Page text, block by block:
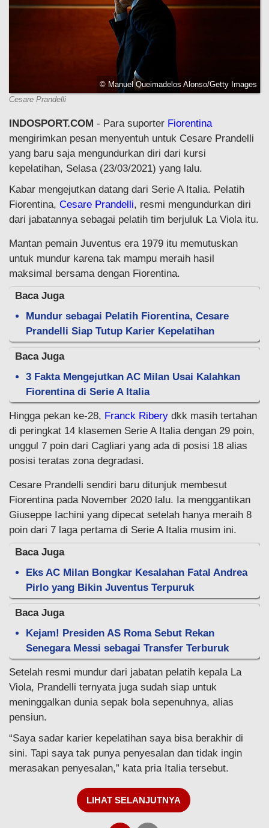
© Manuel Queimadelos Alonso/Getty Images
Cesare Prandelli
INDOSPORT.COM - Para suporter Fiorentina
mengirimkan pesan menyentuh untuk Cesare Prandelli
yang baru saja mengundurkan diri dari kursi
kepelatihan, Selasa (23/03/2021) yang lalu.
Kabar mengejutkan datang dari Serie A Italia. Pelatih
Fiorentina, Cesare Prandelli, resmi mengundurkan diri
dari jabatannya sebagai pelatih tim berjuluk La Viola itu.
Mantan pemain Juventus era 1979 itu memutuskan
untuk mundur karena tak mampu meraih hasil
maksimal bersama dengan Fiorentina.
Baca Juga
Mundur sebagai Pelatih Fiorentina, Cesare
Prandelli Siap Tutup Karier Kepelatihan
Baca Juga
3 Fakta Mengejutkan AC Milan Usai Kalahkan
Fiorentina di Serie A Italia
Hingga pekan ke-28, Franck Ribery dkk masih tertahan
di peringkat 14 klasemen Serie A Italia dengan 29 poin,
unggul 7 poin dari Cagliari yang ada di posisi 18 alias
posisi teratas zona degradasi.
Cesare Prandelli sendiri baru ditunjuk membesut
Fiorentina pada November 2020 lalu. Ia menggantikan
Giuseppe Iachini yang dipecat setelah hanya meraih 8
poin dari 7 laga pertama di Serie A Italia musim ini.
Baca Juga
Eks AC Milan Bongkar Kesalahan Fatal Andrea
Pirlo yang Bikin Juventus Terpuruk
Baca Juga
Kejam! Presiden AS Roma Sebut Rekan
Senegara Messi sebagai Transfer Terburuk
Setelah resmi mundur dari jabatan pelatih kepala La
Viola, Prandelli ternyata juga sudah siap untuk
meninggalkan dunia sepak bola sepenuhnya, alias
pensiun.
“Saya sadar karier kepelatihan saya bisa berakhir di
sini. Tapi saya tak punya penyesalan dan tidak ingin
merasakan penyesalan,” kata pria Italia tersebut.
LIHAT SELANJUTNYA